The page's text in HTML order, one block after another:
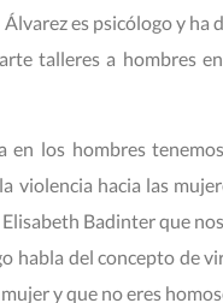
Álvarez es psicólogo y
talleres a hombres
en los hombres
violencia hacia las
Badinter que
habla del concepto de
y que no eres